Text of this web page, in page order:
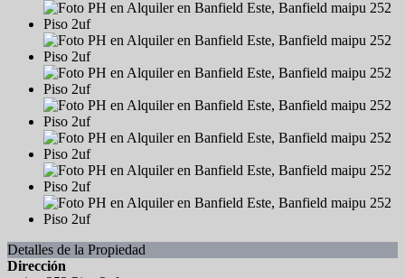
Detalles de la Propiedad
Dirección